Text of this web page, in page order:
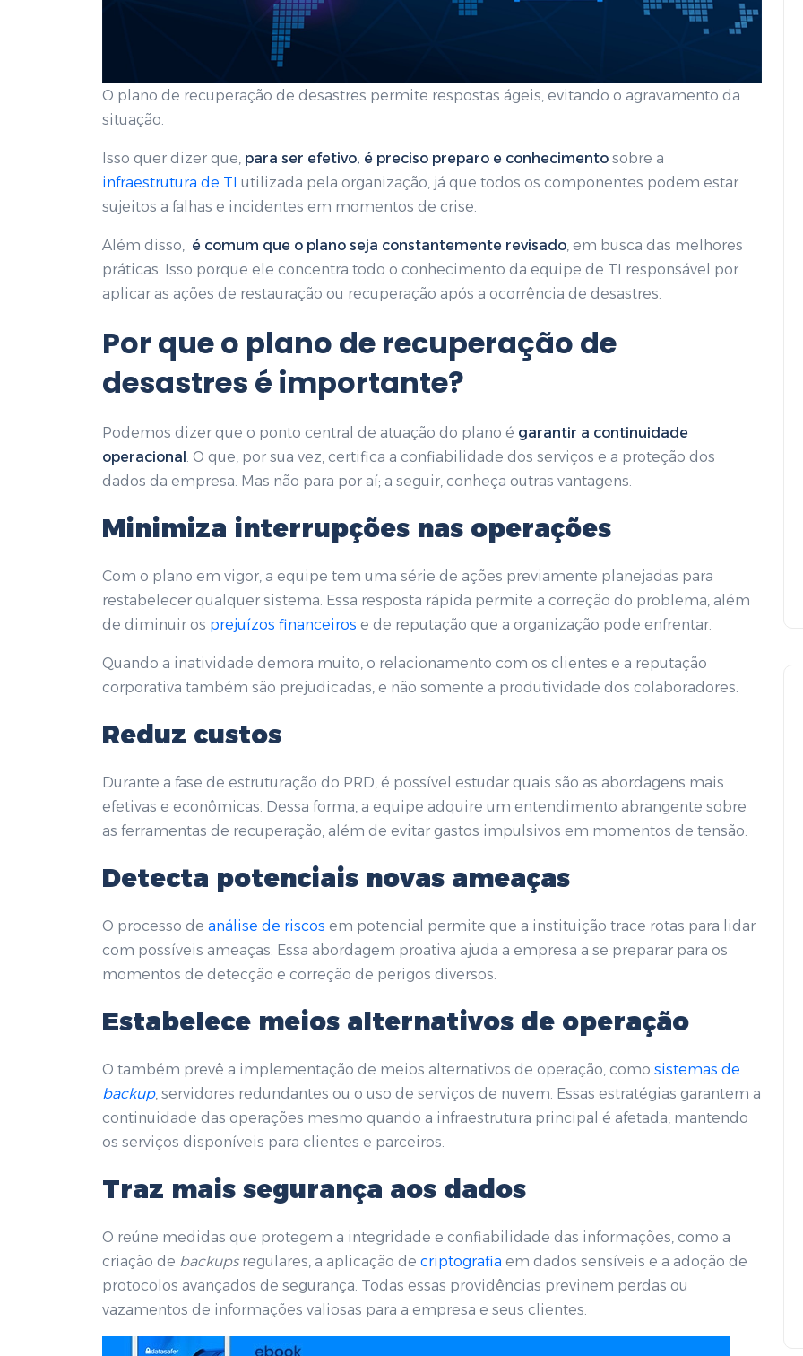
O plano de recuperação de desastres permite respostas ágeis, evitando o agravamento da
situação.
Isso quer dizer que, para ser efetivo, é preciso preparo e conhecimento sobre a
infraestrutura de TI utilizada pela organização, já que todos os componentes podem estar
sujeitos a falhas e incidentes em momentos de crise.
Além disso, é comum que o plano seja constantemente revisado, em busca das melhores
práticas. Isso porque ele concentra todo o conhecimento da equipe de TI responsável por
aplicar as ações de restauração ou recuperação após a ocorrência de desastres.
Por que o plano de recuperação de
desastres é importante?
Podemos dizer que o ponto central de atuação do plano é garantir a continuidade
operacional. O que, por sua vez, certifica a confiabilidade dos serviços e a proteção dos
dados da empresa. Mas não para por aí; a seguir, conheça outras vantagens.
Minimiza interrupções nas operações
Com o plano em vigor, a equipe tem uma série de ações previamente planejadas para
restabelecer qualquer sistema. Essa resposta rápida permite a correção do problema, além
de diminuir os prejuízos financeiros e de reputação que a organização pode enfrentar.
Quando a inatividade demora muito, o relacionamento com os clientes e a reputação
corporativa também são prejudicadas, e não somente a produtividade dos colaboradores.
Reduz custos
Durante a fase de estruturação do PRD, é possível estudar quais são as abordagens mais
efetivas e econômicas. Dessa forma, a equipe adquire um entendimento abrangente sobre
as ferramentas de recuperação, além de evitar gastos impulsivos em momentos de tensão.
Detecta potenciais novas ameaças
O processo de análise de riscos em potencial permite que a instituição trace rotas para lidar
com possíveis ameaças. Essa abordagem proativa ajuda a empresa a se preparar para os
momentos de detecção e correção de perigos diversos.
Estabelece meios alternativos de operação
O também prevê a implementação de meios alternativos de operação, como sistemas de
backup, servidores redundantes ou o uso de serviços de nuvem. Essas estratégias garantem a
continuidade das operações mesmo quando a infraestrutura principal é afetada, mantendo
os serviços disponíveis para clientes e parceiros.
Traz mais segurança aos dados
O reúne medidas que protegem a integridade e confiabilidade das informações, como a
criação de backups regulares, a aplicação de criptografia em dados sensíveis e a adoção de
protocolos avançados de segurança. Todas essas providências previnem perdas ou
vazamentos de informações valiosas para a empresa e seus clientes.